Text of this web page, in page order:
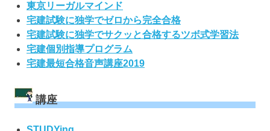
東京リーガルマインド
宅建試験に独学でゼロから完全合格
宅建試験に独学でサクッと合格するツボ式学習法
宅建個別指導プログラム
宅建最短合格音声講座2019
講座